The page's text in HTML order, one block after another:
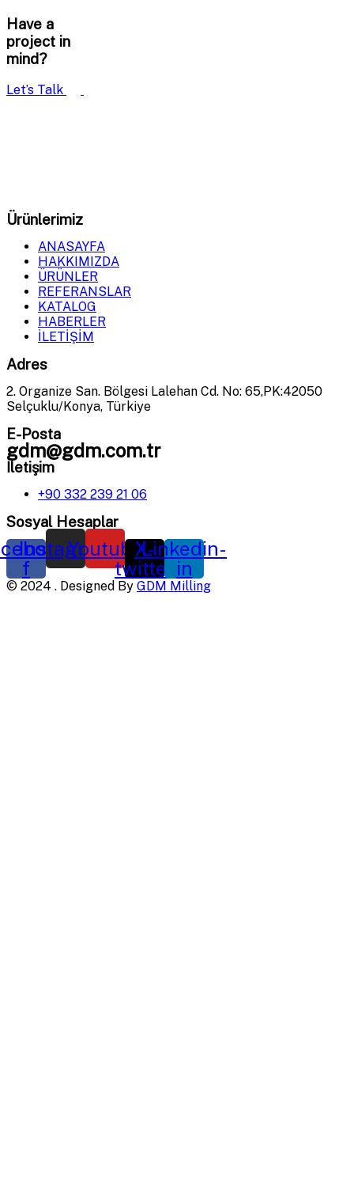
Have a
project in
mind?
Let’s Talk
Ürünlerimiz
ANASAYFA
HAKKIMIZDA
ÜRÜNLER
REFERANSLAR
KATALOG
HABERLER
İLETİŞİM
Adres
2. Organize San. Bölgesi Lalehan Cd. No: 65,PK:42050
Selçuklu/Konya, Türkiye
E-Posta
gdm@gdm.com.tr
İletişim
+90 332 239 21 06
Sosyal Hesaplar
f
Instagram
YoutubeX-
twitter
Linkedin-
in
© 2024 . Designed By GDM Milling